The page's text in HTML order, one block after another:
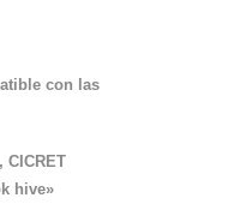
con las
CICRET
hive»